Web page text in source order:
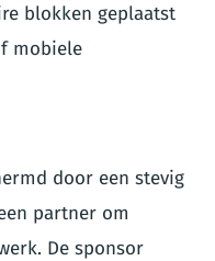
blokken geplaatst
mobiele
door een stevig
partner om
De sponsor